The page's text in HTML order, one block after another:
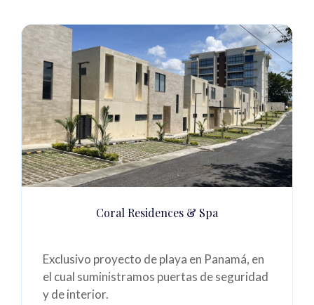
Coral Residences & Spa
Exclusivo proyecto de playa en Panamá, en
el cual suministramos puertas de seguridad
y de interior.